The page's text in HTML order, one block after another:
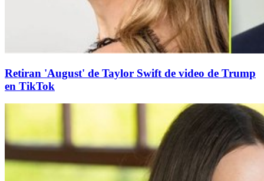
Retiran 'August' de Taylor Swift de video de Trump
en TikTok